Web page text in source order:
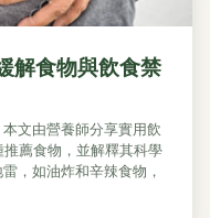
解食物與飲食禁
文由營養師分享實用飲
薦食物，並解釋其科學
，如油炸和辛辣食物，